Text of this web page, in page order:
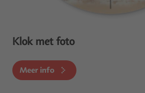
Klok met foto
Meer info